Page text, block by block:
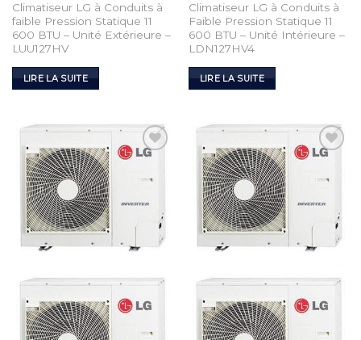
Climatiseur LG à Conduits à
faible Pression Statique 11
600 BTU – Unité Extérieure –
LUU127HV
LIRE LA SUITE
Climatiseur LG à Conduits à
Faible Pression Statique 11
600 BTU – Unité Intérieure –
LDN127HV4
LIRE LA SUITE